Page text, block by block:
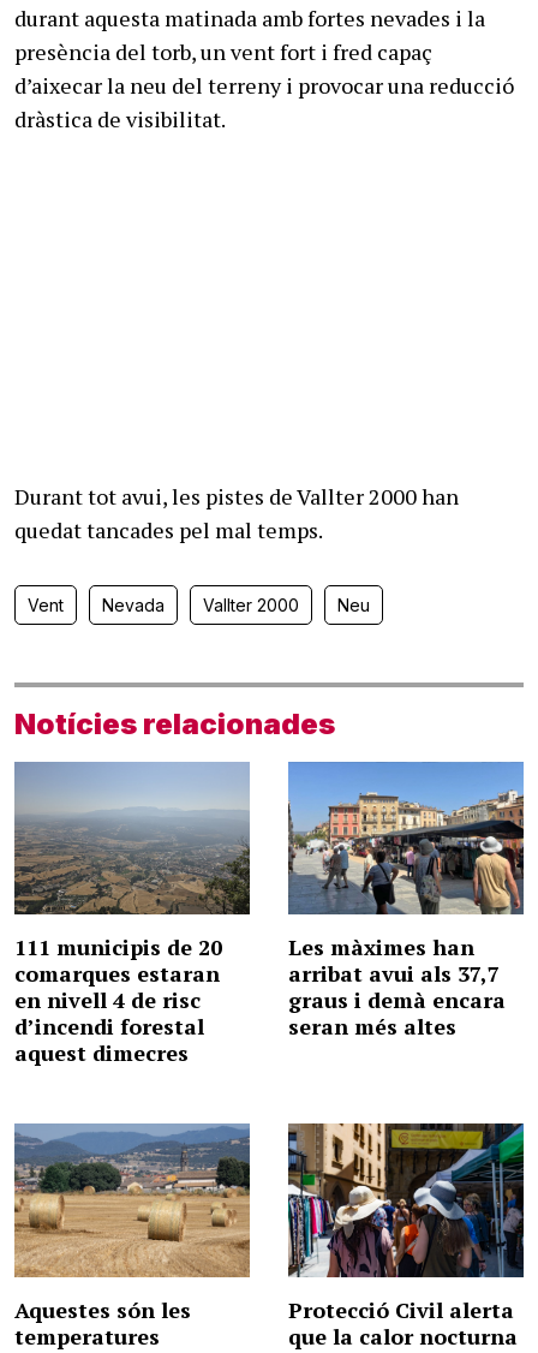
durant aquesta matinada amb fortes nevades i la
presència del torb, un vent fort i fred capaç
d’aixecar la neu del terreny i provocar una reducció
dràstica de visibilitat.
Durant tot avui, les pistes de Vallter 2000 han
quedat tancades pel mal temps.
Vent Nevada Vallter 2000 Neu
Notícies relacionades
111 municipis de 20
comarques estaran
en nivell 4 de risc
d’incendi forestal
aquest dimecres
Les màximes han
arribat avui als 37,7
graus i demà encara
seran més altes
Aquestes són les
temperatures
Protecció Civil alerta
que la calor nocturna